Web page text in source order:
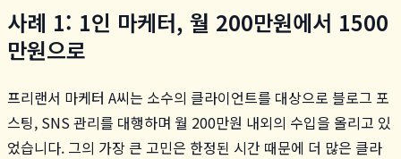
사례 1: 1인 마케터, 월 200만원에서 1500
만원으로
프리랜서 마케터 A씨는 소수의 클라이언트를 대상으로 블로그 포
스팅, SNS 관리를 대행하며 월 200만원 내외의 수입을 올리고 있
었습니다. 그의 가장 큰 고민은 한정된 시간 때문에 더 많은 클라